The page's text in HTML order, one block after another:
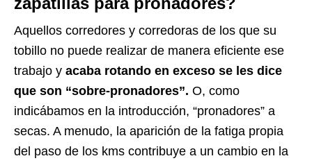
Aquellos corredores y corredoras de los que su
tobillo no puede realizar de manera eficiente ese
trabajo y acaba rotando en exceso se les dice
que son “sobre-pronadores”. O, como
indicábamos en la introducción, “pronadores” a
secas. A menudo, la aparición de la fatiga propia
del paso de los kms contribuye a un cambio en la